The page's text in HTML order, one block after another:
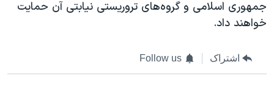
جمهوری اسلامی و گروه‌های تروریستی نیابتی آن حمایت
خواهند داد.
اشتراک Follow us